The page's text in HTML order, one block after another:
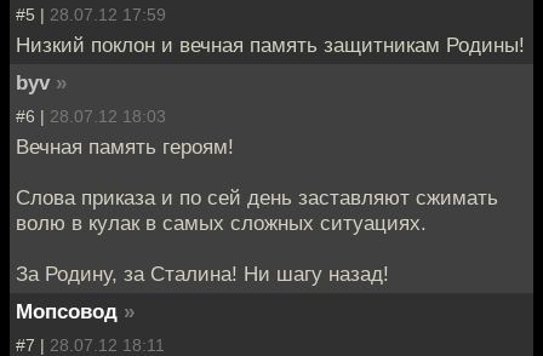
#5 | 28.07.12 17:59
Низкий поклон и вечная память защитникам Родины!
byv »
#6 | 28.07.12 18:03
Вечная память героям!
Слова приказа и по сей день заставляют сжимать
волю в кулак в самых сложных ситуациях.
За Родину, за Сталина! Ни шагу назад!
Мопсовод »
#7 | 28.07.12 18:11